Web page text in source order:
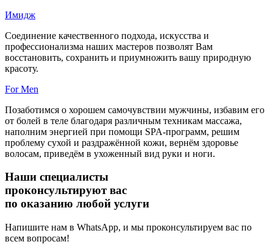
Имидж
Соединение качественного подхода, искусства и
профессионализма наших мастеров позволят Вам
восстановить, сохранить и приумножить вашу природную
красоту.
For Men
Позаботимся о хорошем самочувствии мужчины, избавим его
от болей в теле благодаря различным техникам массажа,
наполним энергией при помощи SPA-программ, решим
проблему сухой и раздражённой кожи, вернём здоровье
волосам, приведём в ухоженный вид руки и ноги.
Наши специалисты
проконсультируют вас
по оказанию любой услуги
Напишите нам в WhatsApp, и мы проконсультируем вас по
всем вопросам!